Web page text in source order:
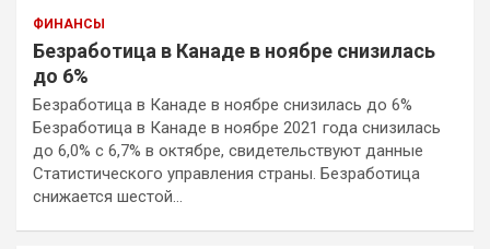
ФИНАНСЫ
Безработица в Канаде в ноябре снизилась
до 6%
Безработица в Канаде в ноябре снизилась до 6%
Безработица в Канаде в ноябре 2021 года снизилась
до 6,0% с 6,7% в октябре, свидетельствуют данные
Статистического управления страны. Безработица
снижается шестой…